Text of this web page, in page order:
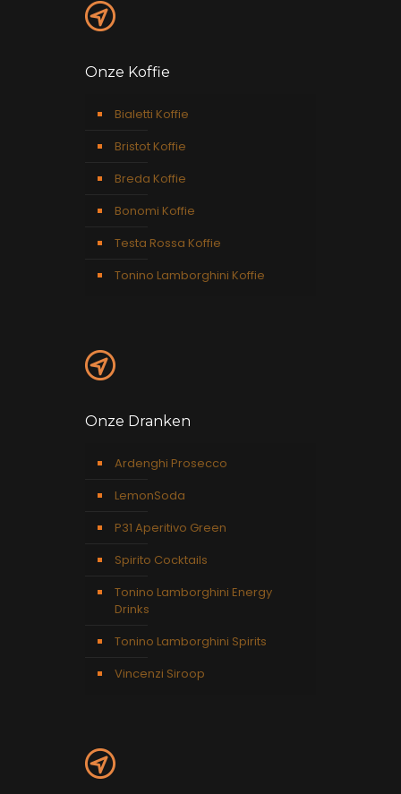
Onze Koffie
Bialetti Koffie
Bristot Koffie
Breda Koffie
Bonomi Koffie
Testa Rossa Koffie
Tonino Lamborghini Koffie
Onze Dranken
Ardenghi Prosecco
LemonSoda
P31 Aperitivo Green
Spirito Cocktails
Tonino Lamborghini Energy
Drinks
Tonino Lamborghini Spirits
Vincenzi Siroop